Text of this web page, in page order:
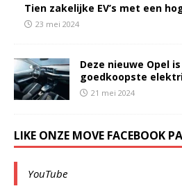
Tien zakelijke EV’s met een
23 mei 2024
Deze nieuwe Opel
goedkoopste
21 mei 2024
LIKE ONZE MOVE FACEBOOK
YouTube